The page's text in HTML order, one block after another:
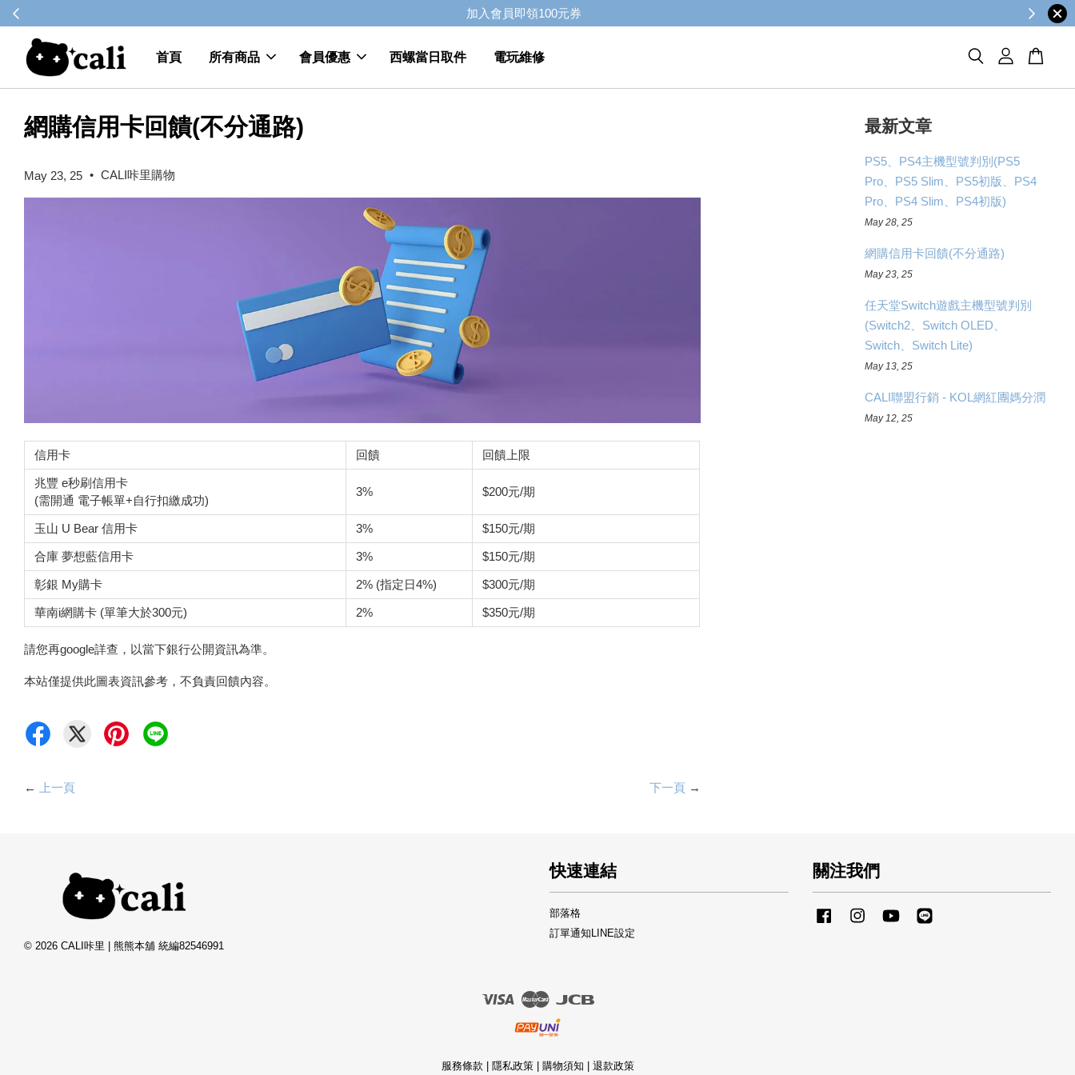
加入會員即領100元券
首頁 所有商品 會員優惠 西螺當日取件 電玩維修
網購信用卡回饋(不分通路)
May 23, 25 • CALI咔里購物
信用卡 回饋 回饋上限
兆豐 e秒刷信用卡
(需開通 電子帳單+自行扣繳成功)
3% $200元/期
玉山 U Bear 信用卡 3% $150元/期
合庫 夢想藍信用卡 3% $150元/期
彰銀 My購卡 2% (指定日4%) $300元/期
華南i網購卡 (單筆大於300元) 2% $350元/期
請您再google詳查，以當下銀行公開資訊為準。
本站僅提供此圖表資訊參考，不負責回饋內容。
← 上一頁 下一頁 →
最新文章
PS5、PS4主機型號判別(PS5
Pro、PS5 Slim、PS5初版、PS4
Pro、PS4 Slim、PS4初版)
May 28, 25
網購信用卡回饋(不分通路)
May 23, 25
任天堂Switch遊戲主機型號判別
(Switch2、Switch OLED、
Switch、Switch Lite)
May 13, 25
CALI聯盟行銷 - KOL網紅團媽分潤
May 12, 25
© 2026 CALI咔里 | 熊熊本舖 統編82546991
快速連結
部落格
訂單通知LINE設定
關注我們
FacebookInstagramYouTube
Visa Master
服務條款 隱私政策| 購物須知 退款政策